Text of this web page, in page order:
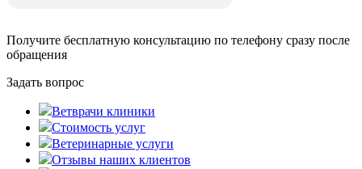
Получите бесплатную консультацию по телефону сразу после
обращения
Задать вопрос
Ветврачи клиники
Стоимость услуг
Ветеринарные услуги
Отзывы наших клиентов